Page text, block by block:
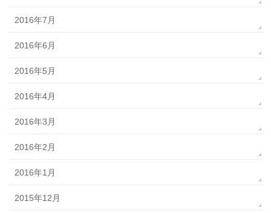
2016年7月
2016年6月
2016年5月
2016年4月
2016年3月
2016年2月
2016年1月
2015年12月